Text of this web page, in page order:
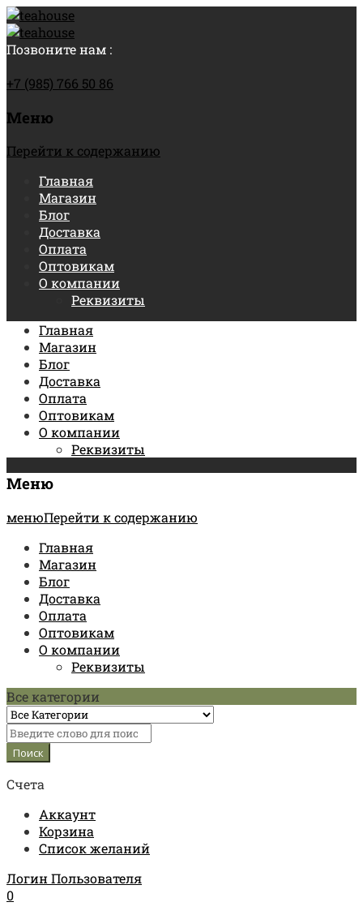
Позвоните нам :
+7 (985) 766 50 86
Меню
Перейти к содержанию
Главная
Магазин
Блог
Доставка
Оплата
Оптовикам
О компании
Реквизиты
Главная
Магазин
Блог
Доставка
Оплата
Оптовикам
О компании
Реквизиты
Меню
менюПерейти к содержанию
Главная
Магазин
Блог
Доставка
Оплата
Оптовикам
О компании
Реквизиты
Все категории
Счета
Аккаунт
Корзина
Список желаний
Логин Пользователя
0